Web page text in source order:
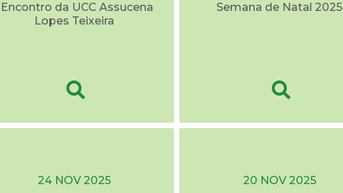
I Encontro da UCC Assucena
Lopes Teixeira
Semana de Natal 2025
24 NOV 2025
20 NOV 2025